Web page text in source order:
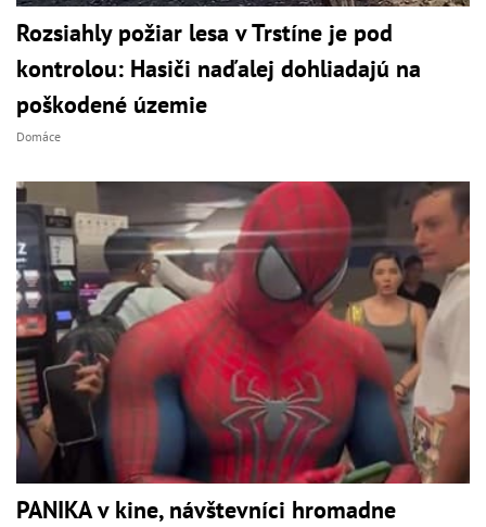
Rozsiahly požiar lesa v Trstíne je pod
kontrolou: Hasiči naďalej dohliadajú na
poškodené územie
Domáce
PANIKA v kine, návštevníci hromadne